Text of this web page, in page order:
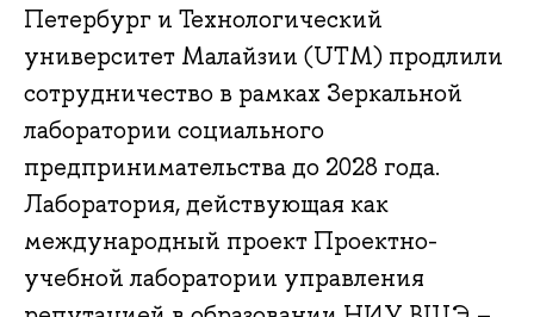
Петербург и Технологический
университет Малайзии (UTM) продлили
сотрудничество в рамках Зеркальной
лаборатории социального
предпринимательства до 2028 года.
Лаборатория, действующая как
международный проект Проектно-
учебной лаборатории управления